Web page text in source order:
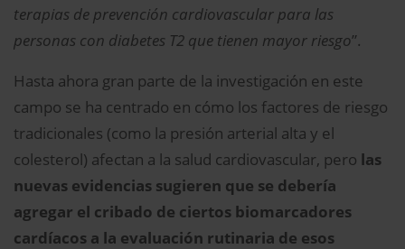
terapias de prevención cardiovascular para las
personas con diabetes T2 que tienen mayor riesgo”.
Hasta ahora gran parte de la investigación en este
campo se ha centrado en cómo los factores de riesgo
tradicionales (como la presión arterial alta y el
colesterol) afectan a la salud cardiovascular, pero las
nuevas evidencias sugieren que se debería
agregar el cribado de ciertos biomarcadores
cardíacos a la evaluación rutinaria de esos